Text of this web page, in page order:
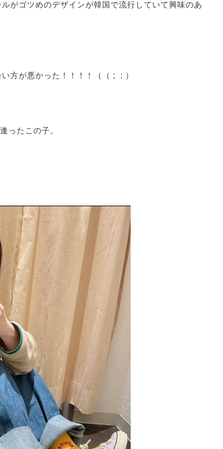
がゴツめのデザインが韓国で流行していて興味のあ
方が悪かった！！！！（（ ; ; ）
ったこの子。